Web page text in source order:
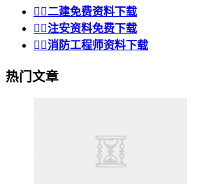
 二建免费资料下载
 注安资料免费下载
 消防工程师资料下载
热门文章